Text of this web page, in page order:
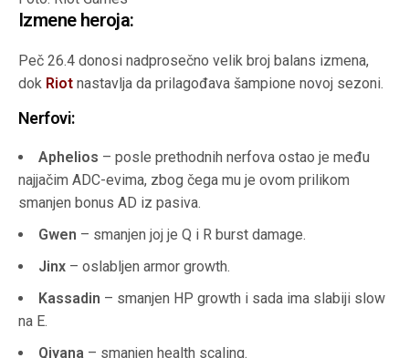
Izmene heroja:
Peč 26.4 donosi nadprosečno velik broj balans izmena,
dok Riot nastavlja da prilagođava šampione novoj sezoni.
Nerfovi:
Aphelios – posle prethodnih nerfova ostao je među
najjačim ADC-evima, zbog čega mu je ovom prilikom
smanjen bonus AD iz pasiva.
Gwen – smanjen joj je Q i R burst damage.
Jinx – oslabljen armor growth.
Kassadin – smanjen HP growth i sada ima slabiji slow
na E.
Qiyana – smanjen health scaling.